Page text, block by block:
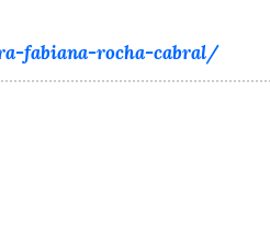
fabiana-rocha-cabral/